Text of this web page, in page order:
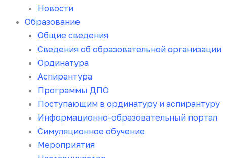
Новости
Образование
Общие сведения
Сведения об образовательной организации
Ординатура
Аспирантура
Программы ДПО
Поступающим в ординатуру и аспирантуру
Информационно-образовательный портал
Симуляционное обучение
Мероприятия